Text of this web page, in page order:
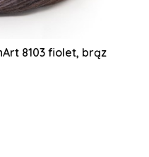
8103 fiolet, brąz